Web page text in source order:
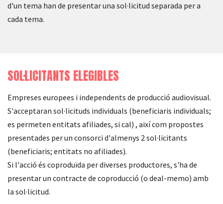
d'un tema han de presentar una sol·licitud separada per a
cada tema.
SOL·LICITANTS ELEGIBLES
Empreses europees i independents de producció audiovisual.
S'acceptaran sol·licituds individuals (beneficiaris individuals;
es permeten entitats afiliades, si cal) , així com propostes
presentades per un consorci d'almenys 2 sol·licitants
(beneficiaris; entitats no afiliades).
Si l'acció és coproduïda per diverses productores, s'ha de
presentar un contracte de coproducció (o deal-memo) amb
la sol·licitud.